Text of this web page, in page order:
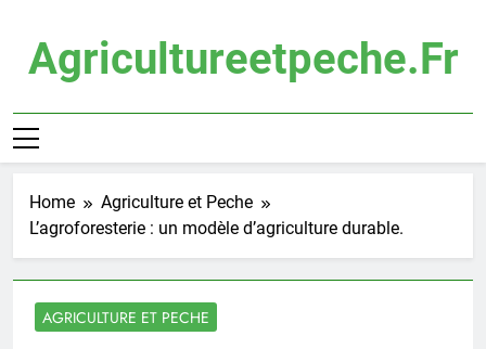
contentAgricultureetpeche.fr
Home
Agriculture et Peche
L’agroforesterie : un modèle d’agriculture durable.
AGRICULTURE ET PECHE